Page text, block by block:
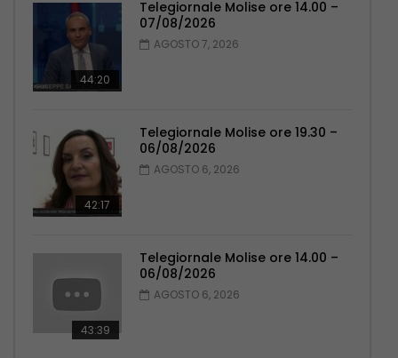
44:20
Telegiornale Molise ore 14.00 –
07/08/2026
AGOSTO 7, 2026
42:17
Telegiornale Molise ore 19.30 –
06/08/2026
AGOSTO 6, 2026
43:39
Telegiornale Molise ore 14.00 –
06/08/2026
AGOSTO 6, 2026